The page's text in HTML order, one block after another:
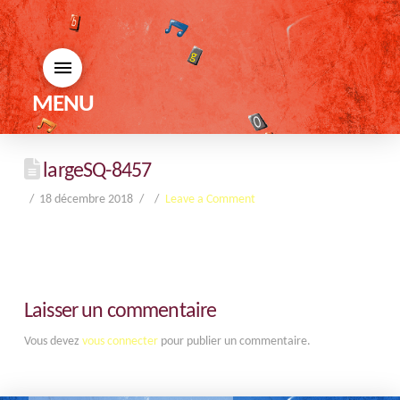
MENU
largeSQ-8457
18 décembre 2018 Leave a Comment
Laisser un commentaire
Vous devez vous connecterpour publier un commentaire.